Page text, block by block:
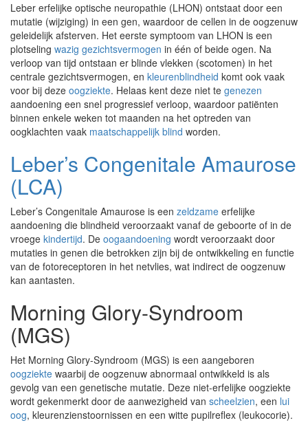
Leber erfelijke optische neuropathie (LHON) ontstaat door een
mutatie (wijziging) in een gen, waardoor de cellen in de oogzenuw
geleidelijk afsterven. Het eerste symptoom van LHON is een
plotseling wazig gezichtsvermogen in één of beide ogen. Na
verloop van tijd ontstaan er blinde vlekken (scotomen) in het
centrale gezichtsvermogen, en kleurenblindheid komt ook vaak
voor bij deze oogziekte. Helaas kent deze niet te genezen
aandoening een snel progressief verloop, waardoor patiënten
binnen enkele weken tot maanden na het optreden van
oogklachten vaak maatschappelijk blind worden.
Leber’s Congenitale Amaurose
(LCA)
Leber’s Congenitale Amaurose is een zeldzame erfelijke
aandoening die blindheid veroorzaakt vanaf de geboorte of in de
vroege kindertijd. De oogaandoening wordt veroorzaakt door
mutaties in genen die betrokken zijn bij de ontwikkeling en functie
van de fotoreceptoren in het netvlies, wat indirect de oogzenuw
kan aantasten.
Morning Glory-Syndroom
(MGS)
Het Morning Glory-Syndroom (MGS) is een aangeboren
oogziekte waarbij de oogzenuw abnormaal ontwikkeld is als
gevolg van een genetische mutatie. Deze niet-erfelijke oogziekte
wordt gekenmerkt door de aanwezigheid van scheelzien, een lui
oog, kleurenzienstoornissen en een witte pupilreflex (leukocorie).